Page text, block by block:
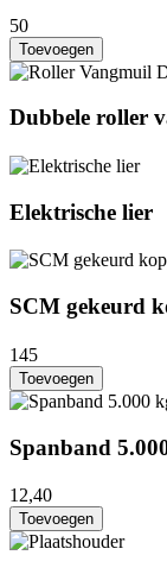
50
Toevoegen
Dubbele roller
Elektrische lier
SCM gekeurd
145
Toevoegen
Spanband
12,40
Toevoegen